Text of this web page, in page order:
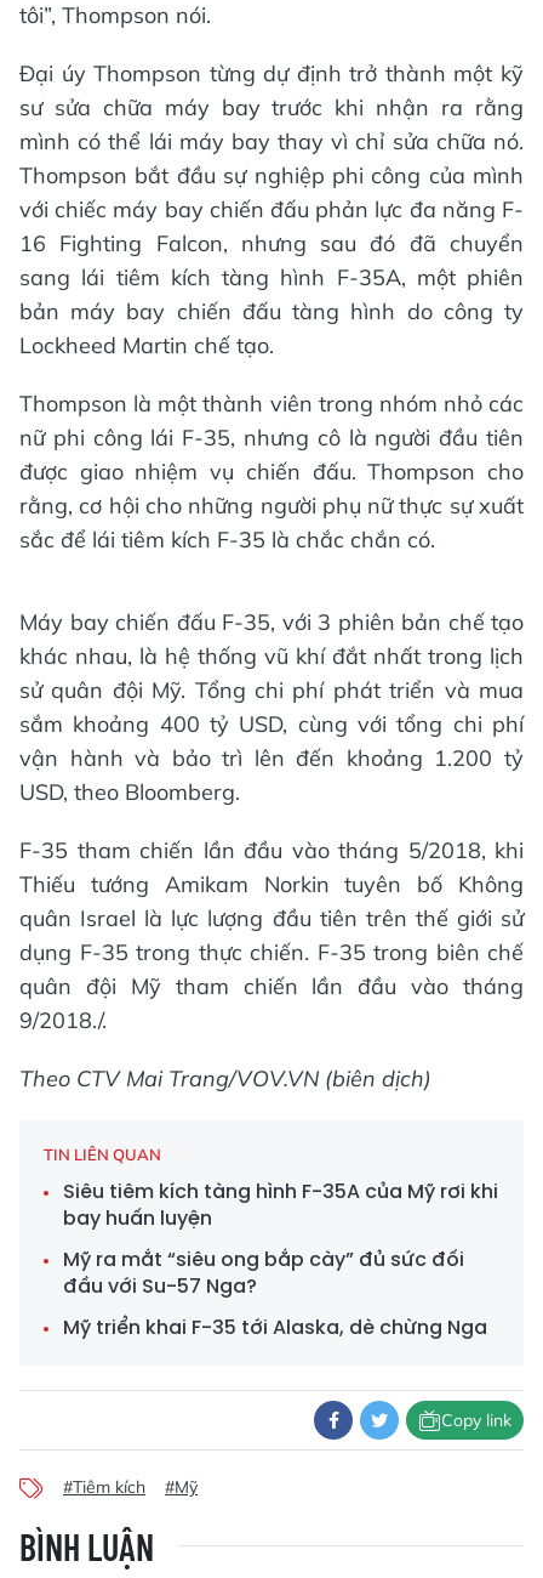
tôi”, Thompson nói.
Đại úy Thompson từng dự định trở thành một kỹ
sư sửa chữa máy bay trước khi nhận ra rằng
mình có thể lái máy bay thay vì chỉ sửa chữa nó.
Thompson bắt đầu sự nghiệp phi công của mình
với chiếc máy bay chiến đấu phản lực đa năng F-
16 Fighting Falcon, nhưng sau đó đã chuyển
sang lái tiêm kích tàng hình F-35A, một phiên
bản máy bay chiến đấu tàng hình do công ty
Lockheed Martin chế tạo.
Thompson là một thành viên trong nhóm nhỏ các
nữ phi công lái F-35, nhưng cô là người đầu tiên
được giao nhiệm vụ chiến đấu. Thompson cho
rằng, cơ hội cho những người phụ nữ thực sự xuất
sắc để lái tiêm kích F-35 là chắc chắn có.
Máy bay chiến đấu F-35, với 3 phiên bản chế tạo
khác nhau, là hệ thống vũ khí đắt nhất trong lịch
sử quân đội Mỹ. Tổng chi phí phát triển và mua
sắm khoảng 400 tỷ USD, cùng với tổng chi phí
vận hành và bảo trì lên đến khoảng 1.200 tỷ
USD, theo Bloomberg.
F-35 tham chiến lần đầu vào tháng 5/2018, khi
Thiếu tướng Amikam Norkin tuyên bố Không
quân Israel là lực lượng đầu tiên trên thế giới sử
dụng F-35 trong thực chiến. F-35 trong biên chế
quân đội Mỹ tham chiến lần đầu vào tháng
9/2018./.
Theo CTV Mai Trang/VOV.VN (biên dịch)
TIN LIÊN QUAN
Siêu tiêm kích tàng hình F-35A của Mỹ rơi khi
bay huấn luyện
Mỹ ra mắt “siêu ong bắp cày” đủ sức đối
đầu với Su-57 Nga?
Mỹ triển khai F-35 tới Alaska, dè chừng Nga
Copy link
#Tiêm kích #Mỹ
BÌNH LUẬN